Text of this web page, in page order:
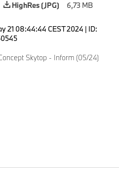
HighRes (JPG)
6,73 MB
21 08:44:44 CEST 2024 | ID:
Skytop - Inform (05/24)